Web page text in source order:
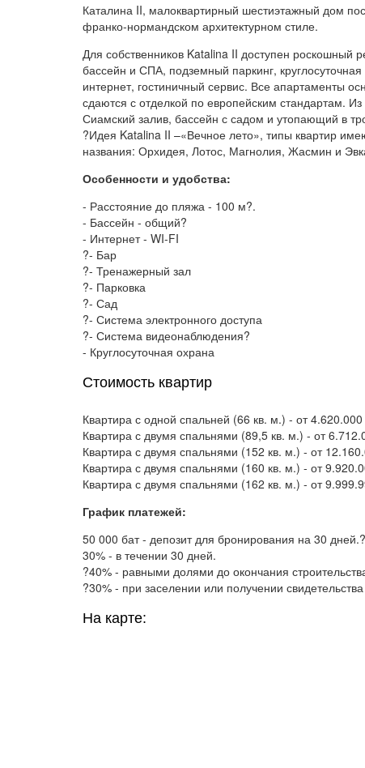
Каталина II, малоквартирный шестиэтажный дом
франко-нормандском архитектурном стиле.
Для собственников Katalina II доступен роскошный
бассейн и СПА, подземный паркинг,
интернет, гостиничный сервис. Все апартаменты
сдаются с отделкой по европейским стандартам.
Сиамский залив, бассейн с садом и утопающий в
?Идея Katalina II –«Вечное лето», типы квартир
названия: Орхидея, Лотос, Магнолия, Жасмин и
Особенности и удобства:
- Расстояние до пляжа - 100 м?.
- Бассейн - общий?
- Интернет - WI-FI
?- Бар
?- Тренажерный зал
?- Парковка
?- Сад
?- Система электронного доступа
?- Система видеонаблюдения?
- Круглосуточная охрана
Стоимость квартир
Квартира с одной спальней (66 кв. м.) - от
Квартира с двумя спальнями (89,5 кв. м.) - от
Квартира с двумя спальнями (152 кв. м.) - от
Квартира с двумя спальнями (160 кв. м.) - от
Квартира с двумя спальнями (162 кв. м.) - от
График платежей:
50 000 бат - депозит для бронирования на 30 дней.?
30% - в течении 30 дней.
?40% - равными долями до окончания
?30% - при заселении или получении
На карте: